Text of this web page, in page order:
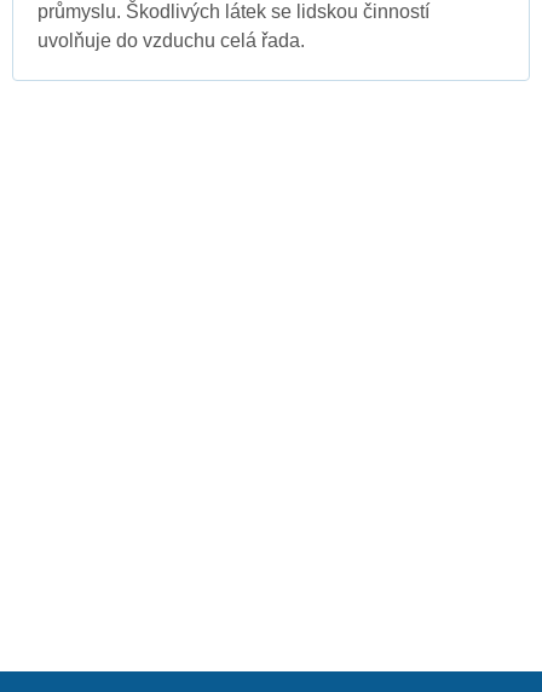
průmyslu. Škodlivých látek se lidskou činností
uvolňuje do vzduchu celá řada.